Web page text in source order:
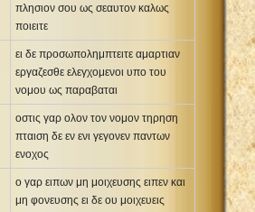
πλησιον σου ως σεαυτον καλως
ποιειτε
ει δε προσωπολημπτειτε αμαρτιαν
εργαζεσθε ελεγχομενοι υπο του
νομου ως παραβαται
οστις γαρ ολον τον νομον τηρηση
πταιση δε εν ενι γεγονεν παντων
ενοχος
ο γαρ ειπων μη μοιχευσης ειπεν και
μη φονευσης ει δε ου μοιχευεις